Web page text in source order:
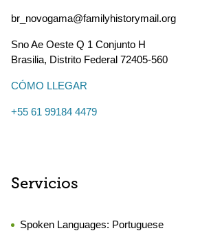
br_novogama@familyhistorymail.org
Sno Ae Oeste Q 1 Conjunto H
Brasilia, Distrito Federal 72405-560
CÓMO LLEGAR
+55 61 99184 4479
Servicios
Spoken Languages: Portuguese